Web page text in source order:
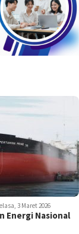
3 Maret 2026
Energi Nasional